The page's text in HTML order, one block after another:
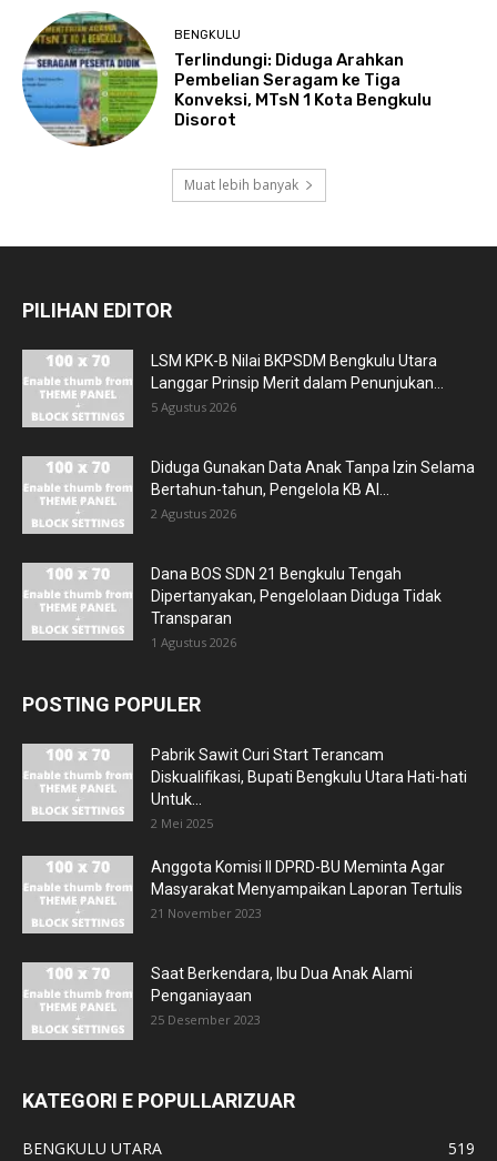
BENGKULU
Terlindungi: Diduga Arahkan
Pembelian Seragam ke Tiga
Konveksi, MTsN 1 Kota Bengkulu
Disorot
Muat lebih banyak
PILIHAN EDITOR
LSM KPK-B Nilai BKPSDM Bengkulu Utara
Langgar Prinsip Merit dalam Penunjukan...
5 Agustus 2026
Diduga Gunakan Data Anak Tanpa Izin Selama
Bertahun-tahun, Pengelola KB Al...
2 Agustus 2026
Dana BOS SDN 21 Bengkulu Tengah
Dipertanyakan, Pengelolaan Diduga Tidak
Transparan
1 Agustus 2026
POSTING POPULER
Pabrik Sawit Curi Start Terancam
Diskualifikasi, Bupati Bengkulu Utara Hati-hati
Untuk...
2 Mei 2025
Anggota Komisi II DPRD-BU Meminta Agar
Masyarakat Menyampaikan Laporan Tertulis
21 November 2023
Saat Berkendara, Ibu Dua Anak Alami
Penganiayaan
25 Desember 2023
KATEGORI E POPULLARIZUAR
BENGKULU UTARA
519